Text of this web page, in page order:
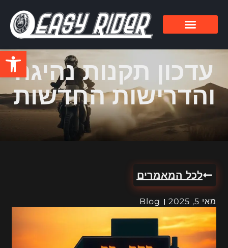
פתח
עדכון תקנות נהיגה
והדרישות החדשות
לכל המאמרים
מאי 5, 2025 Blog